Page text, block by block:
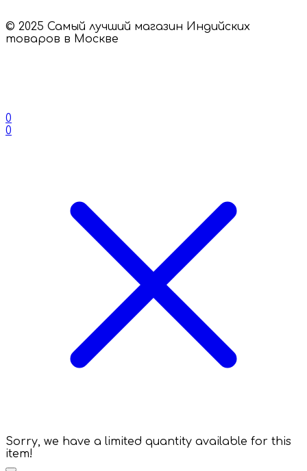
© 2025 Самый лучший магазин Индийских
товаров в Москве
0
0
Sorry, we have a limited quantity available for this
item!